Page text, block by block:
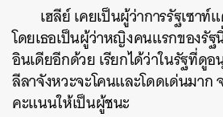
เฮลีย์ เคยเป็นผู้ว่าการรัฐเซา
โดยเธอเป็นผู้ว่าหญิงคนแรกของรั
อินเดียอีกด้วย เรียกได้ว่าในรัฐที่ดู
ลีลาจังหวะจะโคนและโดดเด่นมาก
คะแนนให้เป็นผู้ชนะ